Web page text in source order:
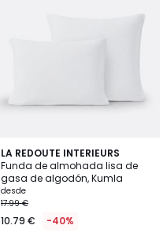
LA REDOUTE INTERIEURS
Funda de almohada lisa de
gasa de algodón, Kumla
desde
17.99 €
10.79 € -40%
4
/
5
17
Colores